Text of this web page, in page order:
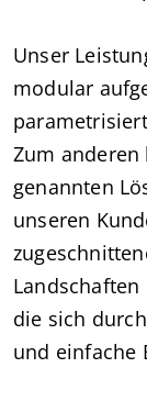
Unser
modular
Zum
genannten
unseren
die sich
und einfache